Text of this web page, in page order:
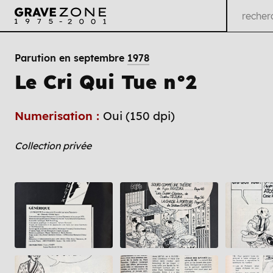
Parution en septembre 1978
Le Cri Qui Tue n°2
Numerisation : Oui (150 dpi)
Collection privée